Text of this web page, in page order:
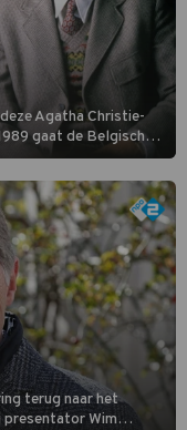
Agatha Christie-
gaat de Belgische
raakt al snel
terug naar het
presentator Wim